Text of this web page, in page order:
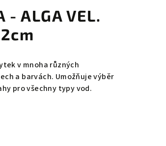
- ALGA VEL.
v mnoha různých
a barvách. Umožňuje výběr
pro všechny typy vod.